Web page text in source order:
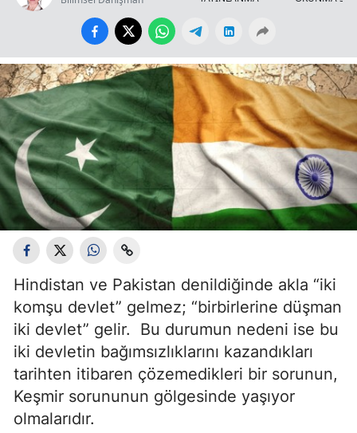
Hindistan ve Pakistan denildiğinde akla “iki
komşu devlet” gelmez; “birbirlerine düşman
iki devlet” gelir. Bu durumun nedeni ise bu
iki devletin bağımsızlıklarını kazandıkları
tarihten itibaren çözemedikleri bir sorunun,
Keşmir sorununun gölgesinde yaşıyor
olmalarıdır.